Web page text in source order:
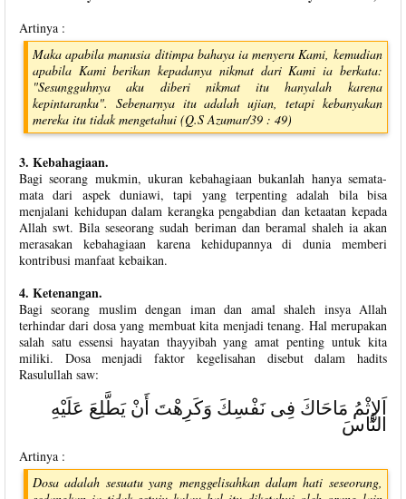
Artinya :
Maka apabila manusia ditimpa bahaya ia menyeru Kami, kemudian
apabila Kami berikan kepadanya nikmat dari Kami ia berkata:
"Sesungguhnya aku diberi nikmat itu hanyalah karena
kepintaranku". Sebenarnya itu adalah ujian, tetapi kebanyakan
mereka itu tidak mengetahui (Q.S Azumar/39 : 49)
3. Kebahagiaan.
Bagi seorang mukmin, ukuran kebahagiaan bukanlah hanya semata-
mata dari aspek duniawi, tapi yang terpenting adalah bila bisa
menjalani kehidupan dalam kerangka pengabdian dan ketaatan kepada
Allah swt. Bila seseorang sudah beriman dan beramal shaleh ia akan
merasakan kebahagiaan karena kehidupannya di dunia memberi
kontribusi manfaat kebaikan.
4. Ketenangan.
Bagi seorang muslim dengan iman dan amal shaleh insya Allah
terhindar dari dosa yang membuat kita menjadi tenang. Hal merupakan
salah satu essensi hayatan thayyibah yang amat penting untuk kita
miliki. Dosa menjadi faktor kegelisahan disebut dalam hadits
Rasulullah saw:
اَلإِثْمُ مَاحَاكَ فِى نَفْسِكَ وَكَرِهْتَ أَنْ يَطَّلِعَ عَلَيْهِ
النَّاسَ
Artinya :
Dosa adalah sesuatu yang menggelisahkan dalam hati seseorang,